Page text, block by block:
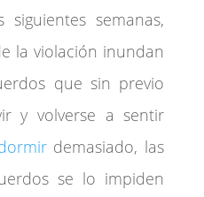
semanas,
la violación inundan
que sin previo
y volverse a sentir
demasiado, las
se lo impiden